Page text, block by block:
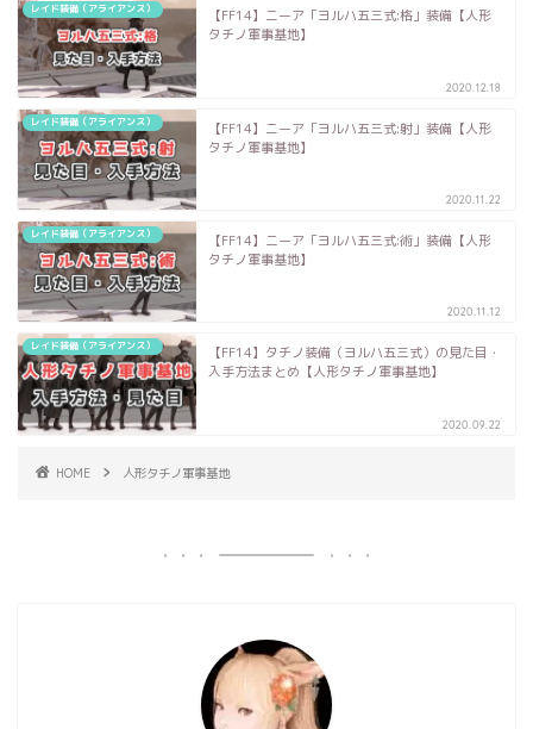
レイド装備（アライアンス）
【FF14】ニーア「ヨルハ五三式:格」装備【人形
タチノ軍事基地】
2020.12.18
レイド装備（アライアンス）
【FF14】ニーア「ヨルハ五三式:射」装備【人形
タチノ軍事基地】
2020.11.22
レイド装備（アライアンス）
【FF14】ニーア「ヨルハ五三式:術」装備【人形
タチノ軍事基地】
2020.11.12
レイド装備（アライアンス）
【FF14】タチノ装備（ヨルハ五三式）の見た目・
入手方法まとめ【人形タチノ軍事基地】
2020.09.22
HOME 人形タチノ軍事基地